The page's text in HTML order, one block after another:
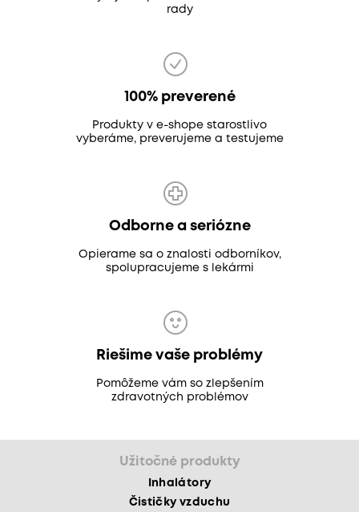
rady
100% preverené
Produkty v e-shope starostlivo
vyberáme, preverujeme a testujeme
Odborne a seriózne
Opierame sa o znalosti odborníkov,
spolupracujeme s lekármi
Riešime vaše problémy
Pomôžeme vám so zlepšením
zdravotných problémov
Užitočné produkty
Inhalátory
Čističky vzduchu